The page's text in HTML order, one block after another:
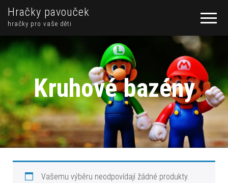
Hračky pavouček
hračky pro vaše děti
Kruhové bazény
Vašemu výběru neodpovídají žádné produkty.